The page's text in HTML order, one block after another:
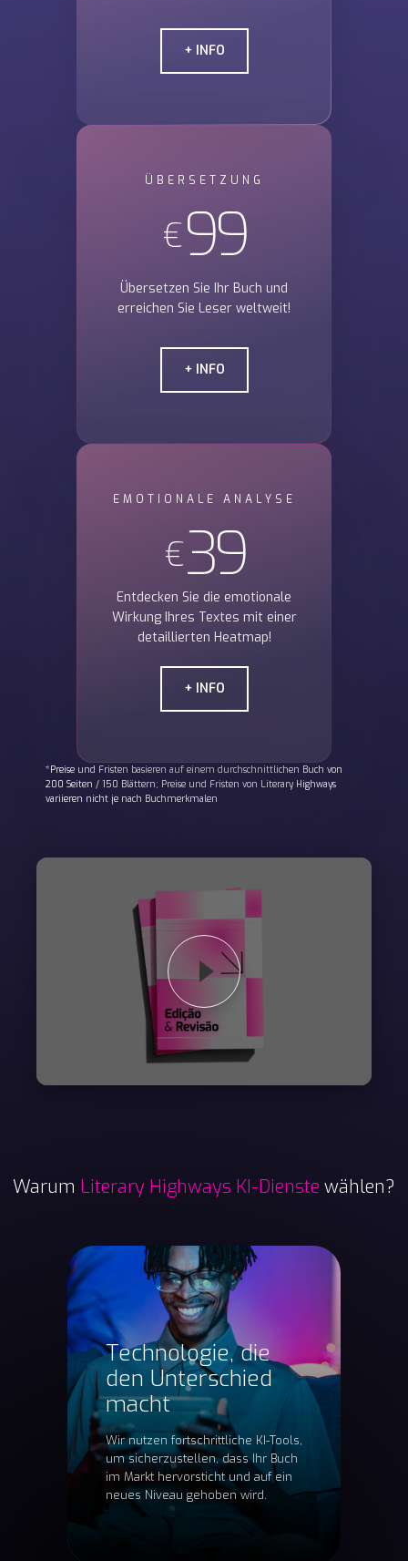
+ INFO
ÜBERSETZUNG
€99
Übersetzen Sie Ihr Buch und
erreichen Sie Leser weltweit!
+ INFO
EMOTIONALE ANALYSE
€39
Entdecken Sie die emotionale
Wirkung Ihres Textes mit einer
detaillierten Heatmap!
+ INFO
*Preise und Fristen basieren auf einem durchschnittlichen Buch von
200 Seiten / 150 Blättern; Preise und Fristen von Literary Highways
variieren nicht je nach Buchmerkmalen
Warum Literary Highways KI-Dienste wählen?
Technologie, die
den Unterschied
macht
Wir nutzen fortschrittliche KI-Tools,
um sicherzustellen, dass Ihr Buch
im Markt hervorsticht und auf ein
neues Niveau gehoben wird.